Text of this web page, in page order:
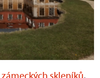
zámeckých skleníků,